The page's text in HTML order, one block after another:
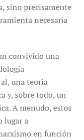
sino precisamente
necesaria
convivido una
una teoría
y, sobre todo, un
A menudo, estos
lugar a
en función